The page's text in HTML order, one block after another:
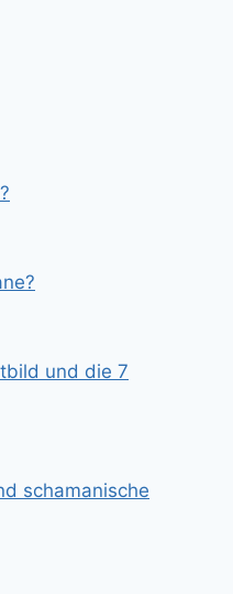
und die 7
schamanische